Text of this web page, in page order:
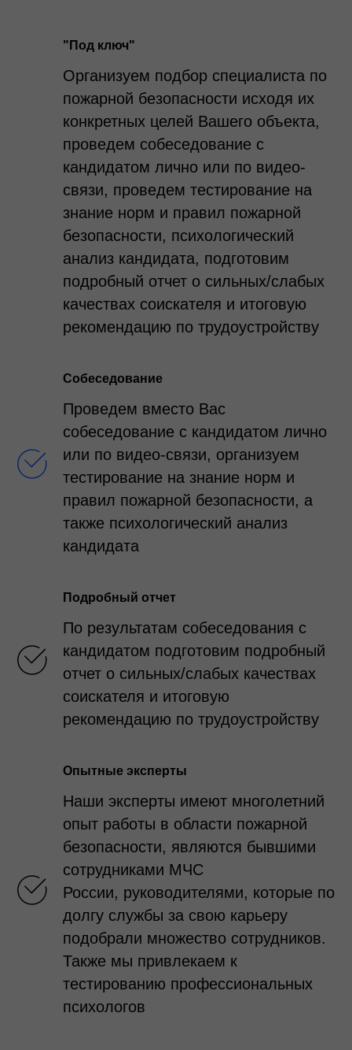
"Под ключ"
Организуем подбор специалиста по
пожарной безопасности исходя их
конкретных целей Вашего объекта,
проведем собеседование с
кандидатом лично или по видео-
связи, проведем тестирование на
знание норм и правил пожарной
безопасности, психологический
анализ кандидата, подготовим
подробный отчет о сильных/слабых
качествах соискателя и итоговую
рекомендацию по трудоустройству
Собеседование
Проведем вместо Вас
собеседование с кандидатом лично
или по видео-связи, организуем
тестирование на знание норм и
правил пожарной безопасности, а
также психологический анализ
кандидата
Подробный отчет
По результатам собеседования с
кандидатом подготовим подробный
отчет о сильных/слабых качествах
соискателя и итоговую
рекомендацию по трудоустройству
Опытные эксперты
Наши эксперты имеют многолетний
опыт работы в области пожарной
безопасности, являются бывшими
сотрудниками МЧС
России, руководителями, которые по
долгу службы за свою карьеру
подобрали множество сотрудников.
Также мы привлекаем к
тестированию профессиональных
психологов